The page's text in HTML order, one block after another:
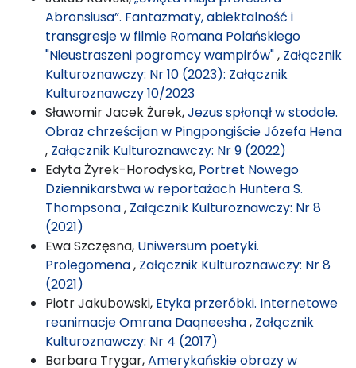
Abronsiusa”. Fantazmaty, abiektalność i
transgresje w filmie Romana Polańskiego
"Nieustraszeni pogromcy wampirów", Załącznik
Kulturoznawczy: Nr 10 (2023): Załącznik
Kulturoznawczy 10/2023
Sławomir Jacek Żurek,Jezus spłonął w stodole.
Obraz chrześcijan w Pingpongiście Józefa Hena
, Załącznik Kulturoznawczy: Nr 9 (2022)
Edyta Żyrek-Horodyska, Portret Nowego
Dziennikarstwa w reportażach Huntera S.
Thompsona, Załącznik Kulturoznawczy: Nr 8
(2021)
Ewa Szczęsna, Uniwersum poetyki.
Prolegomena, Załącznik Kulturoznawczy: Nr 8
(2021)
Piotr Jakubowski, Etyka przeróbki. Internetowe
reanimacje Omrana Daqneesha, Załącznik
Kulturoznawczy: Nr 4 (2017)
Barbara Trygar,Amerykańskie obrazy w